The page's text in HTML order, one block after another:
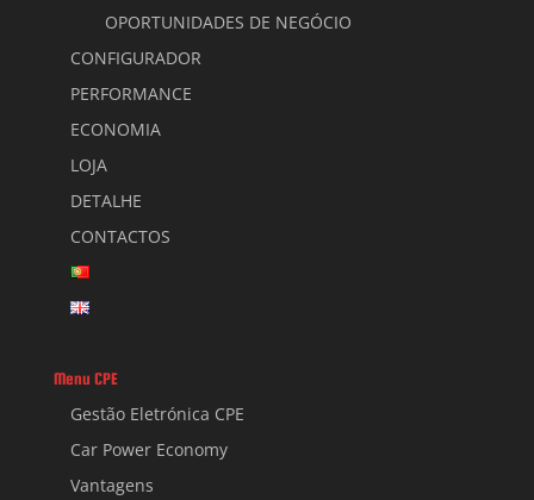
OPORTUNIDADES DE NEGÓCIO
CONFIGURADOR
PERFORMANCE
ECONOMIA
LOJA
DETALHE
CONTACTOS
Menu CPE
Gestão Eletrónica CPE
Car Power Economy
Vantagens